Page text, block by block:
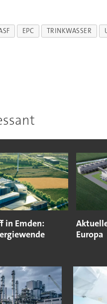
EPC TRINKWASSER
in Emden:
Europa